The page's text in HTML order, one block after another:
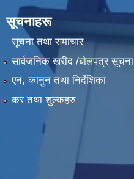
सूचनाहरू
सूचना तथा समाचार
सार्वजनिक खरीद /बोलपत्र सूचना
एन, कानुन तथा निर्देशिका
कर तथा शुल्कहरु